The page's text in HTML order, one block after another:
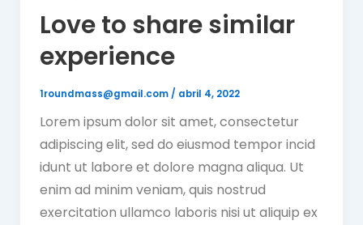
Love to share similar
experience
1roundmass@gmail.com/ abril 4, 2022
Lorem ipsum dolor sit amet, consectetur
adipiscing elit, sed do eiusmod tempor incid
idunt ut labore et dolore magna aliqua. Ut
enim ad minim veniam, quis nostrud
exercitation ullamco laboris nisi ut aliquip ex